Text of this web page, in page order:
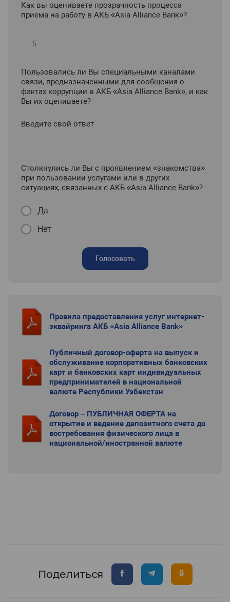
Как вы оцениваете прозрачность процесса
приема на работу в АКБ «Asia Alliance Bank»?
Пользовались ли Вы специальными каналами
связи, предназначенными для сообщения о
фактах коррупции в АКБ «Asia Alliance Bank», и как
Вы их оцениваете?
Введите свой ответ
Столкнулись ли Вы с проявлением «знакомства»
при пользовании услугами или в других
ситуациях, связанных с АКБ «Asia Alliance Bank»?
Да
Нет
Голосовать
Правила предоставления услуг интернет-
эквайринга АКБ «Asia Alliance Bank»
Публичный договор-оферта на выпуск и
обслуживание корпоративных банковских
карт и банковских карт индивидуальных
предпринимателей в национальной
валюте Республики Узбекстан
Договор – ПУБЛИЧНАЯ ОФЕРТА на
открытие и ведение депозитного счета до
востребования физического лица в
национальной/иностранной валюте
Поделиться